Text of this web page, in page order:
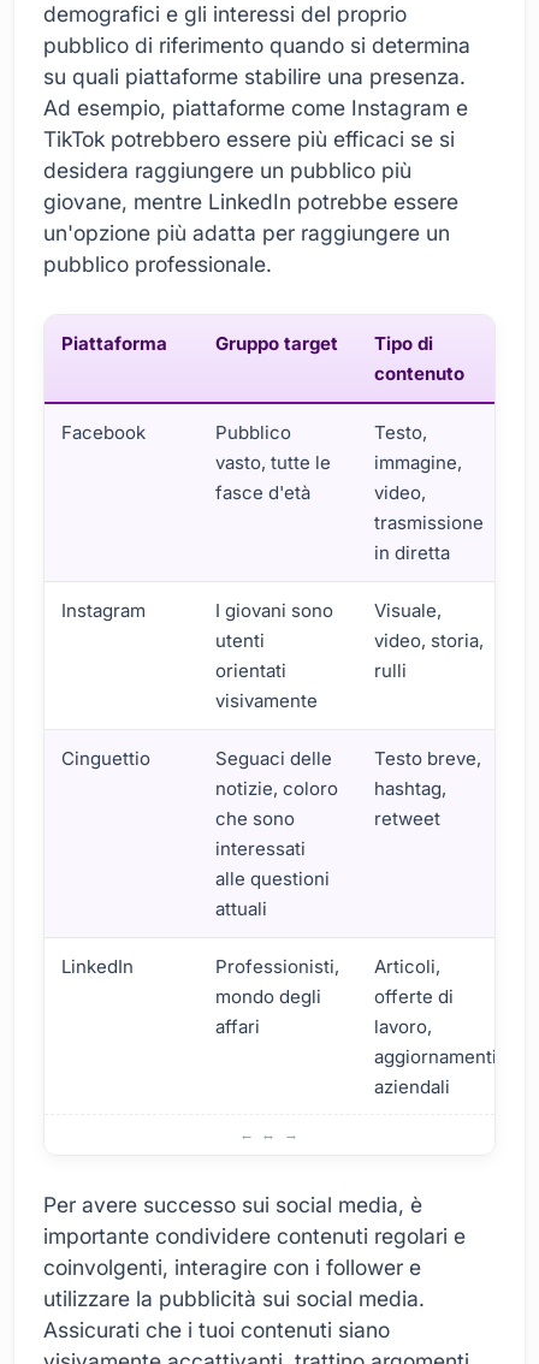
demografici e gli interessi del proprio
pubblico di riferimento quando si determina
su quali piattaforme stabilire una presenza.
Ad esempio, piattaforme come Instagram e
TikTok potrebbero essere più efficaci se si
desidera raggiungere un pubblico più
giovane, mentre LinkedIn potrebbe essere
un'opzione più adatta per raggiungere un
pubblico professionale.
Piattaforma Gruppo target
Tipo di
contenuto
Facebook
Pubblico
vasto, tutte le
fasce d'età
Testo,
immagine,
video,
trasmissione
in diretta
Instagram
I giovani sono
utenti
orientati
visivamente
Visuale,
video, storia,
rulli
Cinguettio
Seguaci delle
notizie, coloro
che sono
interessati
alle questioni
attuali
Testo breve,
hashtag,
retweet
LinkedIn
Professionisti,
mondo degli
affari
Articoli,
offerte di
lavoro,
aggiornamenti
aziendali
Per avere successo sui social media, è
importante condividere contenuti regolari e
coinvolgenti, interagire con i follower e
utilizzare la pubblicità sui social media.
Assicurati che i tuoi contenuti siano